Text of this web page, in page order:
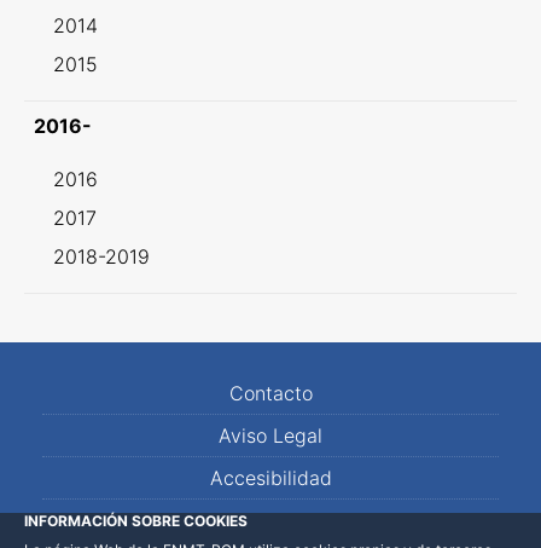
2014
2015
2016-
2016
2017
2018-2019
Contacto
Aviso Legal
Accesibilidad
Mapa Web
INFORMACIÓN SOBRE COOKIES